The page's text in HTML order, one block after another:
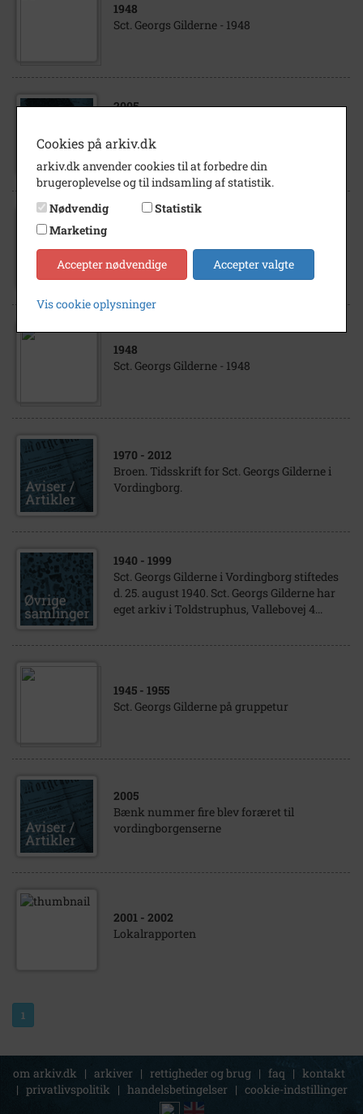
1948
Sct. Georgs Gilderne - 1948
2005
1955 3. Gilde. 1973 Vordingborg Stadsgilde.
Georgs Gilderne -1967
1948
Sct. Georgs Gilderne - 1948
1970 - 2012
Broen. Tidsskrift for Sct. Georgs Gilderne i
Vordingborg.
1940 - 1999
Sct. Georgs Gilderne i Vordingborg stiftedes
d. 25. august 1940. Sct. Georgs Gilderne har
eget arkiv i Toldstruphus, Vallebovej 4...
1945 - 1955
Sct. Georgs Gilderne på gruppetur
2005
Bænk nummer fire blev foræret til
vordingborgenserne
2001 - 2002
Lokalrapporten
1
om arkiv.dk | arkiver | rettigheder og brug | faq | kontakt
| privatlivspolitik | handelsbetingelser | cookie-indstillinger
Cookies på arkiv.dk
arkiv.dk anvender cookies til at forbedre din
brugeroplevelse og til indsamling af statistik.
Nødvendig
Statistik
Marketing
Accepter nødvendige Accepter valgte
Vis cookie oplysninger